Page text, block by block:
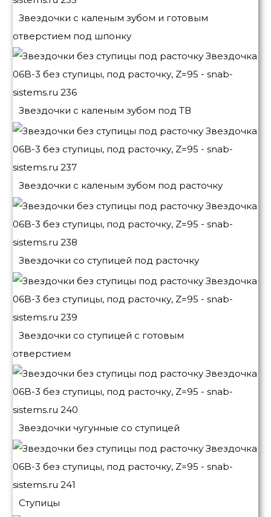
Звездочки с каленым зубом и готовым
отверстием под шпонку
Звездочки с каленым зубом под ТВ
Звездочки с каленым зубом под расточку
Звездочки со ступицей под расточку
Звездочки со ступицей с готовым
отверстием
Звездочки чугунные со ступицей
Ступицы